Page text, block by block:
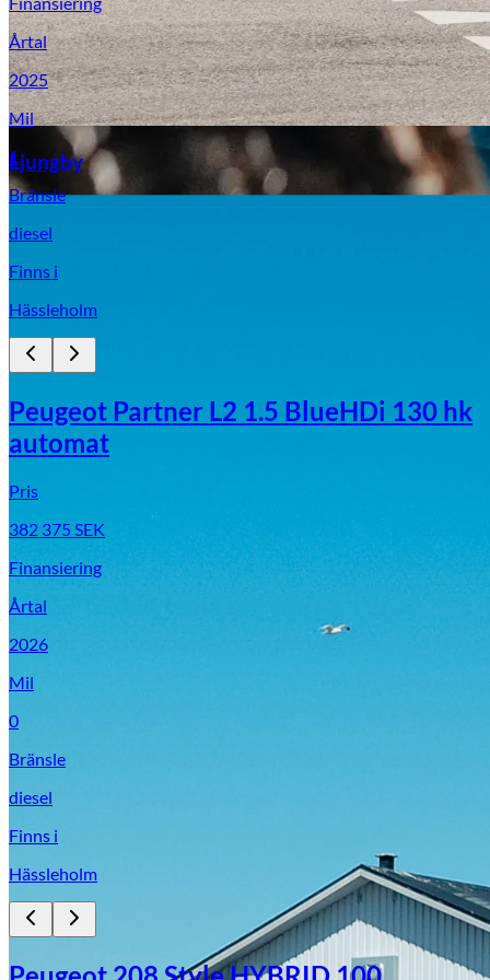
Aixiam
Honda
Ljungby
Årtal
2025
Mil
1
Bränsle
diesel
Finns i
Hässleholm
Peugeot Partner L2 1.5 BlueHDi 130 hk
automat
Pris
382 375 SEK
Finansiering
Årtal
2026
Mil
0
Bränsle
diesel
Finns i
Hässleholm